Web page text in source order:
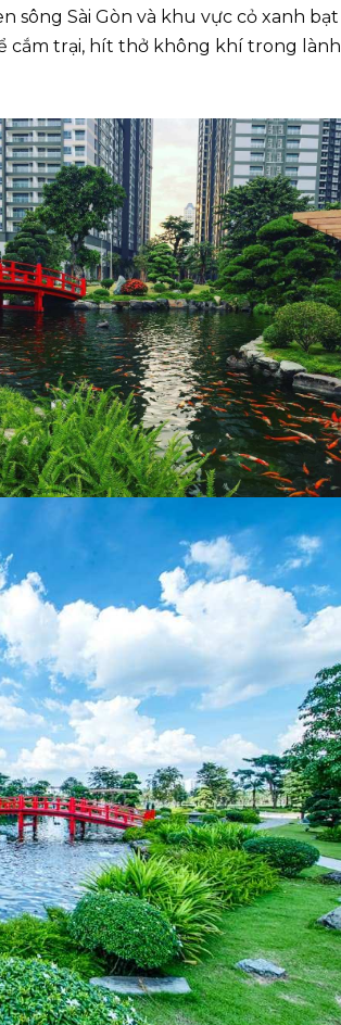
sông Sài Gòn và khu vực cỏ xanh bạt
cắm trại, hít thở không khí trong lành